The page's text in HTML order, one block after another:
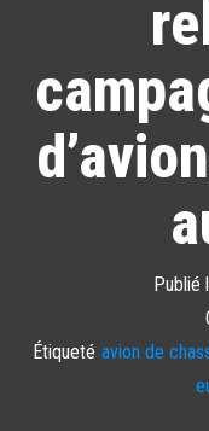
Publié
Étiqueté avion de